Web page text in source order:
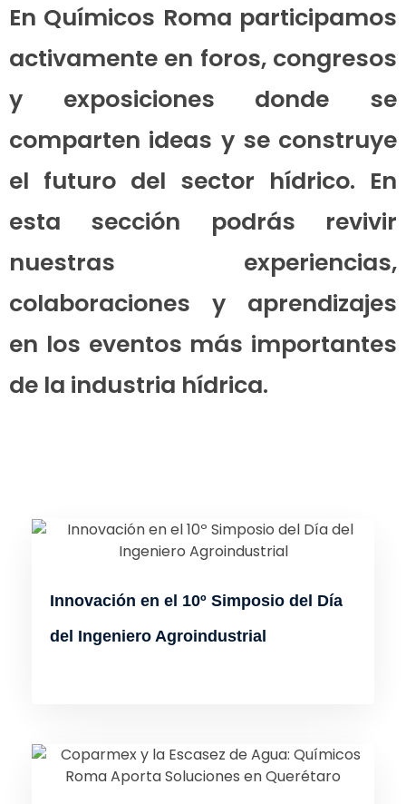
En Químicos Roma participamos
activamente en foros, congresos
y exposiciones donde se
comparten ideas y se construye
el futuro del sector hídrico. En
esta sección podrás revivir
nuestras experiencias,
colaboraciones y aprendizajes
en los eventos más importantes
de la industria hídrica.
Innovación en el 10º Simposio del Día
del Ingeniero Agroindustrial